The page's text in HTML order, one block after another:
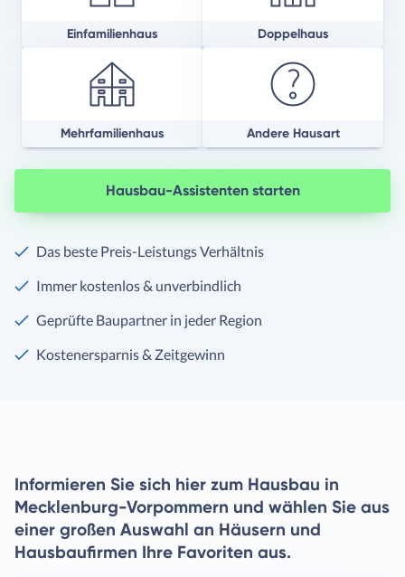
Einfamilienhaus Doppelhaus
Mehrfamilienhaus Andere Hausart
Hausbau-Assistenten starten
Das beste Preis-Leistungs Verhältnis
Immer kostenlos & unverbindlich
Geprüfte Baupartner in jeder Region
Kostenersparnis & Zeitgewinn
Informieren Sie sich hier zum Hausbau in
Mecklenburg-Vorpommern und wählen Sie aus
einer großen Auswahl an Häusern und
Hausbaufirmen Ihre Favoriten aus.